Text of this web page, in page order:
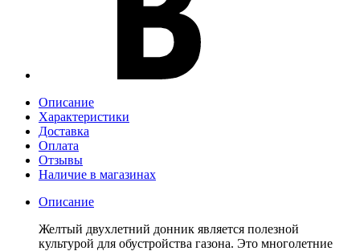
Описание
Характеристики
Доставка
Оплата
Отзывы
Наличие в магазинах
Описание
Желтый двухлетний донник является полезной
культурой для обустройства газона. Это многолетние